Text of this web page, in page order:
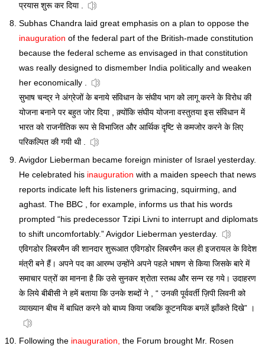
प्रयास शुरू कर दिया .
Subhas Chandra laid great emphasis on a plan to oppose the
inauguration of the federal part of the British-made constitution
because the federal scheme as envisaged in that constitution
was really designed to dismember India politically and weaken
her economically .
सुभाष चन्द्र ने अंग्रेजों के बनाये संविधान के संघीय भाग को लागू करने के विरोध की
योजना बनाने पर बहुत जोर दिया , क़्योंकि संघीय योजना वस्तुतया इस संविधान में
भारत को राजनीतिक रूप से विभाजित और आर्थिक दृष्टि से कमजोर करने के लिए
परिकल्पित की गयी थी .
Avigdor Lieberman became foreign minister of Israel yesterday.
He celebrated his inauguration with a maiden speech that news
reports indicate left his listeners grimacing, squirming, and
aghast. The BBC , for example, informs us that his words
prompted “his predecessor Tzipi Livni to interrupt and diplomats
to shift uncomfortably.” Avigdor Lieberman yesterday.
एविगडोर लिबरमैन की शानदार शुरूआत एविगडोर लिबरमैन कल ही इजरायल के विदेश
मंत्री बने हैं। अपने पद का आरम्भ उन्होंने अपने पहले भाषण से किया जिसके बारे में
समाचार पत्रों का मानना है कि उसे सुनकर श्रोता स्तब्ध और सन्न रह गये। उदाहरण
के लिये बीबीसी ने हमें बताया कि उनके शब्दों ने , “ उनकी पूर्ववर्ती ज़िपी लिवनी को
व्याख्यान बीच में बाधित करने को बाध्य किया जबकि कूटनयिक बगलें झाँकते दिखे” ।
Following the inauguration, the Forum brought Mr. Rosen